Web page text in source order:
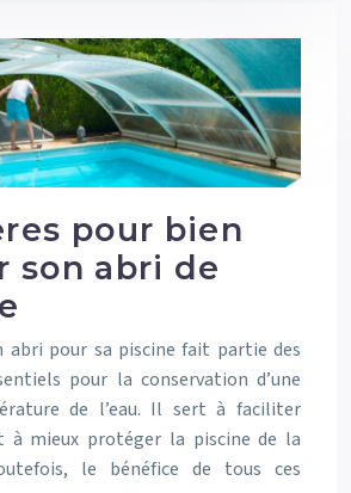
pour bien
son abri de
abri pour sa piscine fait partie des
pour la conservation d’une
de l’eau. Il sert à faciliter
à mieux protéger la piscine de la
le bénéfice de tous ces